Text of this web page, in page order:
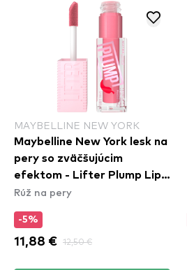
MAYBELLINE NEW YORK
Maybelline New York lesk na
pery so zväčšujúcim
efektom - Lifter Plump Lip
Gloss - 001 Blush Blaze
Rúž na pery
-5%
11,88 € 12,50 €